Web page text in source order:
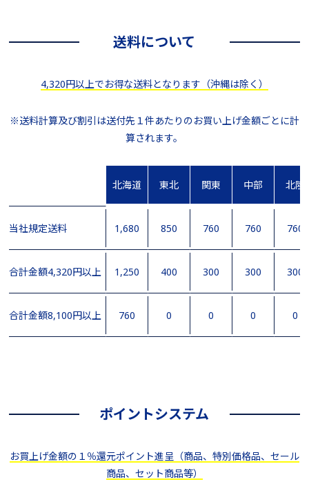
送料について
4,320円以上でお得な送料となります（沖縄は除く）
※送料計算及び割引は送付先１件あたりのお買い上げ金額ごとに計
算されます。
北海道 東北 関東 中部 北陸
当社規定送料 1,680 850 760 760 760
合計金額4,320円以上 1,250 400 300 300 300
合計金額8,100円以上 760 0 0 0 0
ポイントシステム
お買上げ金額の１％還元ポイント進呈（商品、特別価格品、セール
商品、セット商品等）